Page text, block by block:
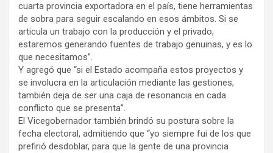
cuarta provincia exportadora en el país, tiene herramientas
de sobra para seguir escalando en esos ámbitos. Si se
articula un trabajo con la producción y el privado,
estaremos generando fuentes de trabajo genuinas, y es lo
que necesitamos”.
Y agregó que “si el Estado acompaña estos proyectos y
se involucra en la articulación mediante las gestiones,
también deja de ser una caja de resonancia en cada
conflicto que se presenta”.
El Vicegobernador también brindó su postura sobre la
fecha electoral, admitiendo que “yo siempre fui de los que
prefirió desdoblar, para que la gente de una provincia